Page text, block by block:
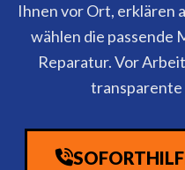
Ihnen vor Ort, erklären
wählen die passende
Reparatur. Vor